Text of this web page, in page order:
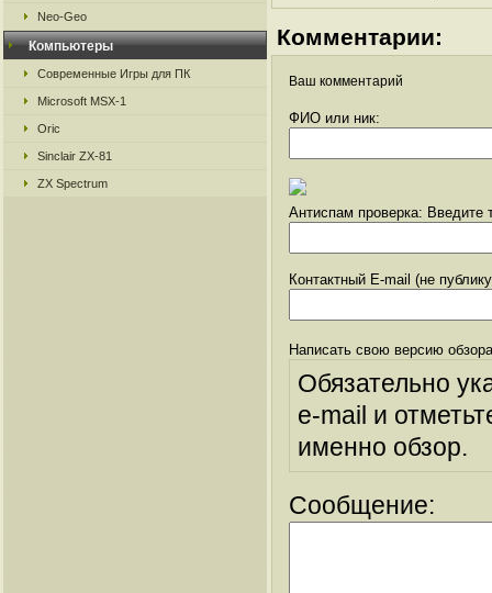
Neo-Geo
Компьютеры
Современные Игры для ПК
Microsoft MSX-1
Oric
Sinclair ZX-81
ZX Spectrum
Комментарии:
Ваш комментарий
ФИО или ник:
Антиспам проверка: Введите
Контактный E-mail (не
Написать свою версию
Обязательно
e-mail и
именно обзор.
Сообщение: